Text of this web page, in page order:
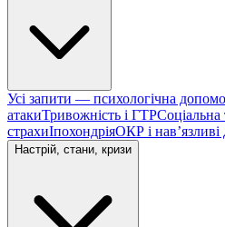
Усі запити — психологічна
атакиТривожність і ГТРСоціальна
страхиІпохондріяОКР і
Настрій, стани, кризи